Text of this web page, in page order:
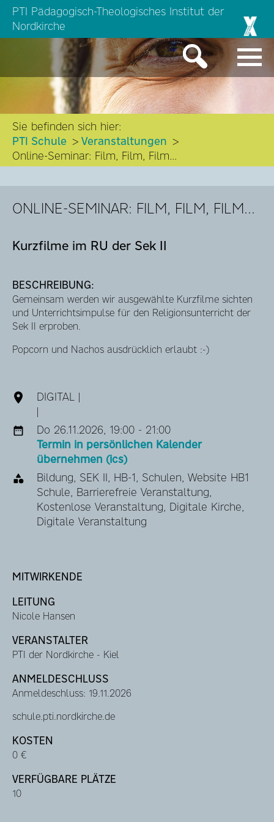
PTI Pädagogisch-Theologisches Institut der
Nordkirche
Sie befinden sich hier:
PTI Schule
Veranstaltungen
Online-Seminar: Film, Film, Film...
ONLINE-SEMINAR: FILM, FILM, FILM...
Kurzfilme im RU der Sek II
BESCHREIBUNG:
Gemeinsam werden wir ausgewählte Kurzfilme sichten
und Unterrichtsimpulse für den Religionsunterricht der
Sek II erproben.
Popcorn und Nachos ausdrücklich erlaubt :-)
DIGITAL |
|
Do 26.11.2026, 19:00 - 21:00
Termin in persönlichen Kalender
übernehmen (ics)
Bildung, SEK II, HB-1, Schulen, Website HB1
Schule, Barrierefreie Veranstaltung,
Kostenlose Veranstaltung, Digitale Kirche,
Digitale Veranstaltung
MITWIRKENDE
LEITUNG
Nicole Hansen
VERANSTALTER
PTI der Nordkirche - Kiel
ANMELDESCHLUSS
Anmeldeschluss: 19.11.2026
schule.pti.nordkirche.de
KOSTEN
0 €
VERFÜGBARE PLÄTZE
10